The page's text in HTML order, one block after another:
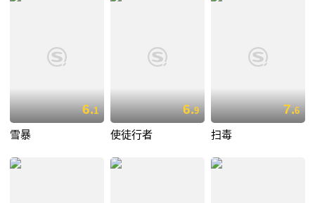
6.1
雪暴
6.9
使徒行者
7.6
扫毒